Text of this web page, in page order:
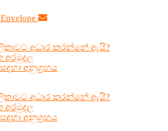
Envelope
අධාර කරන්නේ ඇයි?
අරමුදල
අනුග්‍රහය
අධාර කරන්නේ ඇයි?
අරමුදල
අනුග්‍රහය